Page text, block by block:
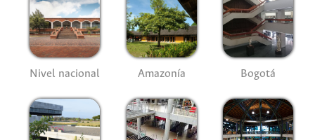
Nivel nacional Amazonía Bogotá